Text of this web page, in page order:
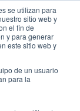
se utilizan para
sitio web y
el fin de
y para generar
este sitio web y
de un usuario
para la